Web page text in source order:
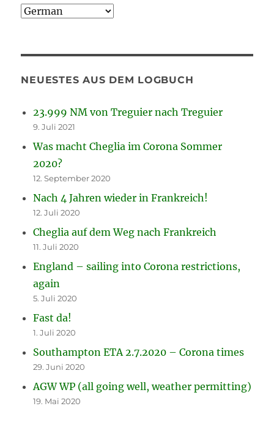
NEUESTES AUS DEM LOGBUCH
23.999 NM von Treguier nach Treguier
9. Juli 2021
Was macht Cheglia im Corona Sommer
2020?
12. September 2020
Nach 4 Jahren wieder in Frankreich!
12. Juli 2020
Cheglia auf dem Weg nach Frankreich
11. Juli 2020
England – sailing into Corona restrictions,
again
5. Juli 2020
Fast da!
1. Juli 2020
Southampton ETA 2.7.2020 – Corona times
29. Juni 2020
AGW WP (all going well, weather permitting)
19. Mai 2020